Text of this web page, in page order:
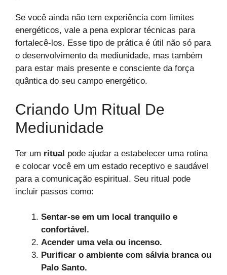
Se você ainda não tem experiência com limites
energéticos, vale a pena explorar técnicas para
fortalecê-los. Esse tipo de prática é útil não só para
o desenvolvimento da mediunidade, mas também
para estar mais presente e consciente da força
quântica do seu campo energético.
Criando Um Ritual De
Mediunidade
Ter um ritual pode ajudar a estabelecer uma rotina
e colocar você em um estado receptivo e saudável
para a comunicação espiritual. Seu ritual pode
incluir passos como:
Sentar-se em um local tranquilo e
confortável.
Acender uma vela ou incenso.
Purificar o ambiente com sálvia branca ou
Palo Santo.